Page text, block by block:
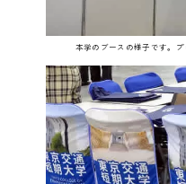
本学のブースの様子です。